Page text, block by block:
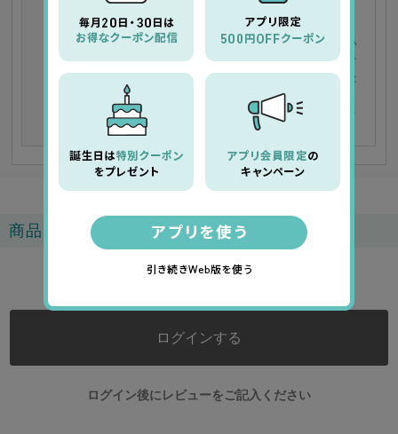
他商品と同梱を希望されます場合、全ての商品が揃い
次第の発送とさせていただいております。他商品だけ
お急ぎの場合には、別々に購入される事をお勧めいた
します。
その際、別途送料がかかります事、予めご了承くださ
い。
商品レビュー
0.0
ログインする
ログイン後にレビューをご記入ください